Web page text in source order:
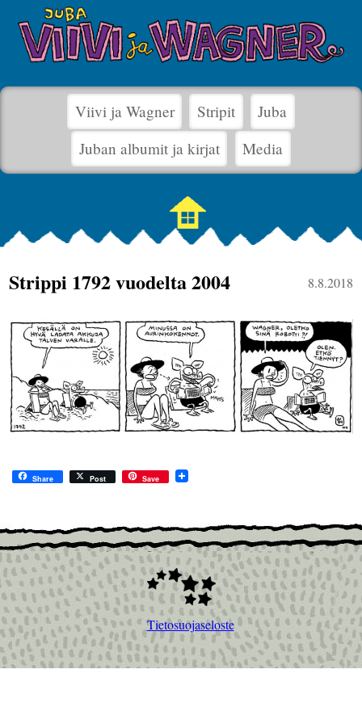
Viivi ja Wagner Stripit
Juba
Juban albumit ja kirjat
Media
8.8.2018
Strippi 1792 vuodelta 2004
Share Post Save
Tietosuojaseloste